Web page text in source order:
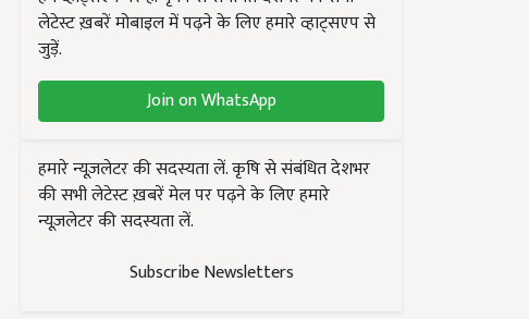
लेटेस्ट ख़बरें मोबाइल में पढ़ने के लिए हमारे व्हाट्सएप से
जुड़ें.
Join on WhatsApp
हमारे न्यूज़लेटर की सदस्यता लें. कृषि से संबंधित देशभर
की सभी लेटेस्ट ख़बरें मेल पर पढ़ने के लिए हमारे
न्यूज़लेटर की सदस्यता लें.
Subscribe Newsletters